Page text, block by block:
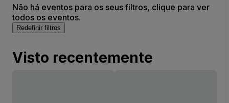
Não há eventos para os seus filtros, clique para ver
todos os eventos.
Redefinir filtros
Visto recentemente